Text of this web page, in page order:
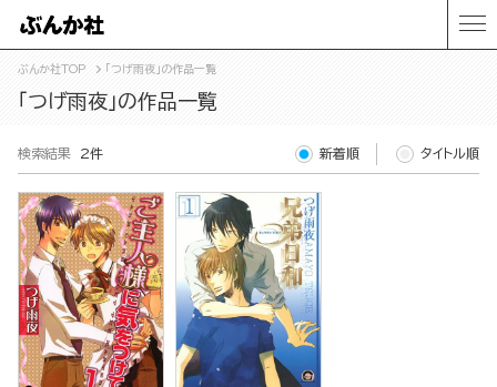
ぶんか社TOP 「つげ雨夜」の作品一覧
「つげ雨夜」の作品一覧
検索結果 2件 新着順 タイトル順